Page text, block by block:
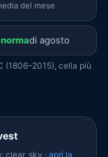
del mese
di agosto
(1806–2015), cella più
clear_sky ·apri la